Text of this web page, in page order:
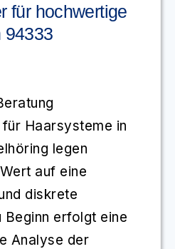
für hochwertige
94333
für Haarsysteme in
legen
auf eine
diskrete
Beginn erfolgt eine
Analyse der